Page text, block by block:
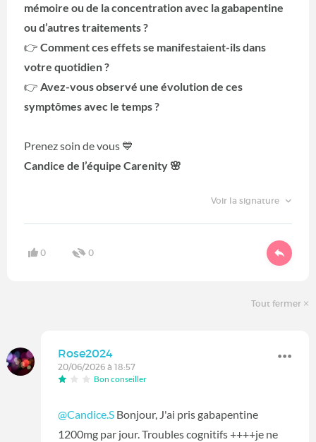
mémoire ou de la concentration avec la gabapentine
ou d’autres traitements ?
👉 Comment ces effets se manifestaient-ils dans
votre quotidien ?
👉 Avez-vous observé une évolution de ces
symptômes avec le temps ?
Prenez soin de vous 💙
Candice de l’équipe Carenity 🌸
Voir la signature
0 0
Tout fermer
Rose2024
20/06/2026 à 18:57
Bon conseiller
@Candice.S Bonjour, J'ai pris gabapentine
1200mg par jour. Troubles cognitifs ++++je ne